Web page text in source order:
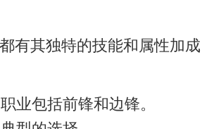
有其独特的技能和属性加
业包括前锋和边锋。